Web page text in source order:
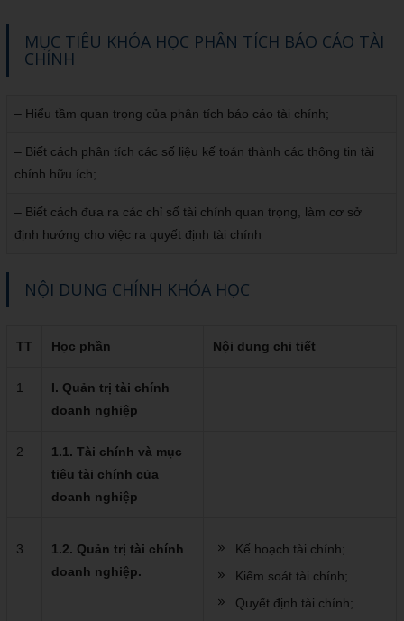
MỤC TIÊU KHÓA HỌC PHÂN TÍCH BÁO CÁO TÀI
CHÍNH
– Hiểu tầm quan trọng của phân tích báo cáo tài chính;
– Biết cách phân tích các số liệu kế toán thành các thông tin tài
chính hữu ích;
– Biết cách đưa ra các chỉ số tài chính quan trọng, làm cơ sở
định hướng cho việc ra quyết định tài chính
NỘI DUNG CHÍNH KHÓA HỌC
TT Học phần Nội dung chi tiết
1
I. Quản trị tài chính
doanh nghiệp
2
1.1. Tài chính và mục
tiêu tài chính của
doanh nghiệp
3
1.2. Quản trị tài chính
doanh nghiệp.
Kế hoạch tài chính;
Kiểm soát tài chính;
Quyết định tài chính;